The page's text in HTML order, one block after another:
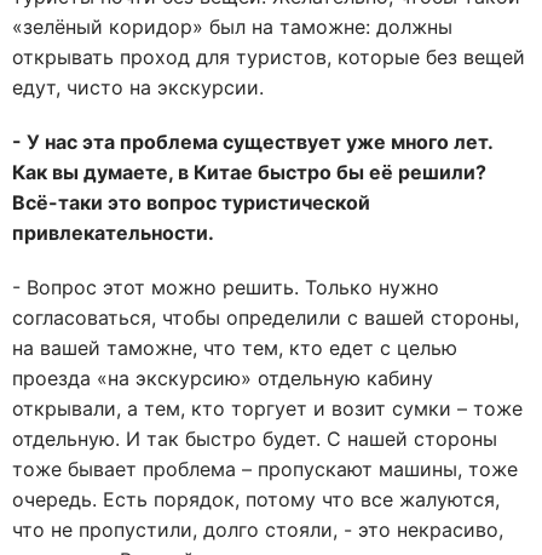
«зелёный коридор» был на таможне: должны
открывать проход для туристов, которые без вещей
едут, чисто на экскурсии.
- У нас эта проблема существует уже много лет.
Как вы думаете, в Китае быстро бы её решили?
Всё-таки это вопрос туристической
привлекательности.
- Вопрос этот можно решить. Только нужно
согласоваться, чтобы определили с вашей стороны,
на вашей таможне, что тем, кто едет с целью
проезда «на экскурсию» отдельную кабину
открывали, а тем, кто торгует и возит сумки – тоже
отдельную. И так быстро будет. С нашей стороны
тоже бывает проблема – пропускают машины, тоже
очередь. Есть порядок, потому что все жалуются,
что не пропустили, долго стояли, - это некрасиво,